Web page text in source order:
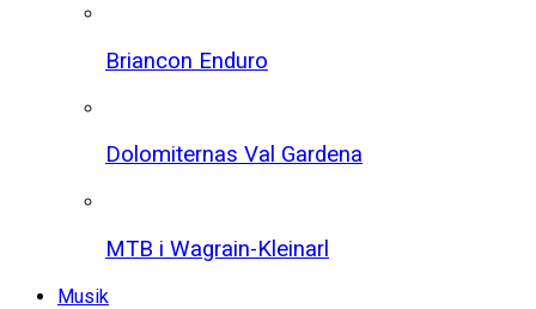
Briancon Enduro
Dolomiternas Val Gardena
MTB i Wagrain-Kleinarl
Musik